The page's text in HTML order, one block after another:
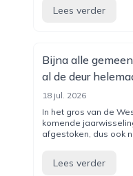
Lees verder
Bijna alle
al de deur
18 jul. 2026
In het gros van de
komende
afgestoken, dus ook
Lees verder